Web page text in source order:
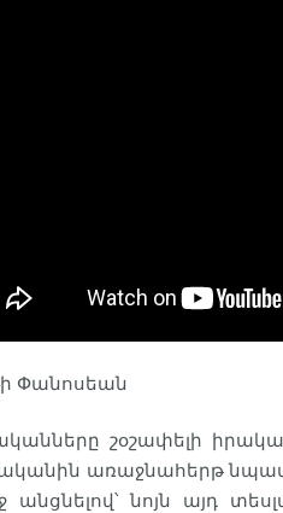
Փանոսեան
շօշափելի
առաջնահերթ
անցնելով՝ նոյն այդ